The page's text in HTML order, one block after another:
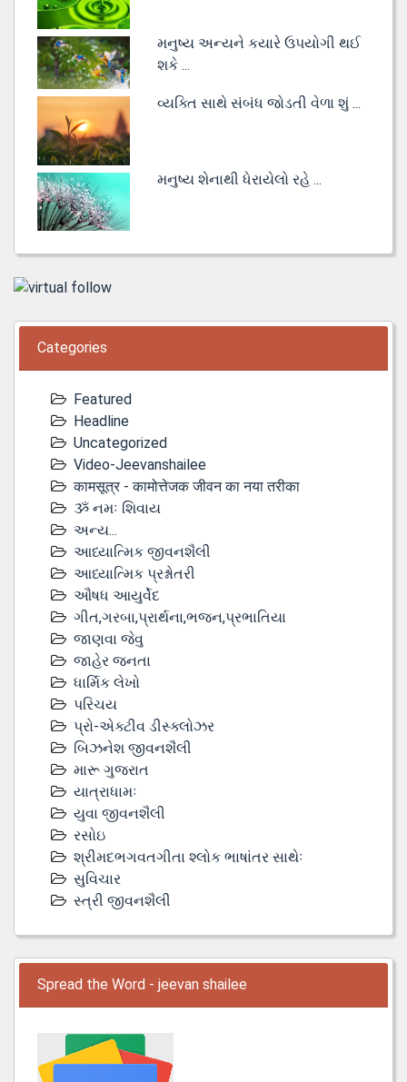
મનુષ્ય અન્યને કયારે ઉપયોગી થઈ
શકે ...
વ્યક્તિ સાથે સંબંધ જોડતી વેળા શું ...
મનુષ્ય શેનાથી ધેરાયેલો રહે ...
Categories
Featured
Headline
Uncategorized
Video-Jeevanshailee
कामसूत्र - कामोत्तेजक जीवन का नया तरीका
ૐ નમઃ શિવાય
અન્ય...
આધ્યાત્મિક જીવનશૈલી
આધ્યાત્મિક પ્રશ્નોતરી
ઔષધ આયુર્વેદ
ગીત,ગરબા,પ્રાર્થના,ભજન,પ્રભાતિયા
જાણવા જેવુ
જાહેર જનતા
ધાર્મિક લેખો
પરિચય
પ્રો-એક્ટીવ ડીસ્‍ક્લોઝર
બિઝનેશ જીવનશૈલી
મારૂ ગુજરાત
યાત્રાધામઃ
યુવા જીવનશૈલી
રસોઇ
શ્રીમદભગવતગીતા શ્લોક ભાષાંતર સાથેઃ
સુવિચાર
સ્ત્રી જીવનશૈલી
Spread the Word - jeevan shailee